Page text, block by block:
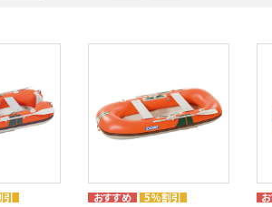
マリンインテリア・アクセサリ
アウトレット
日本救命器具株式会社
ヤマハ発動機 マリン
引 5%割引